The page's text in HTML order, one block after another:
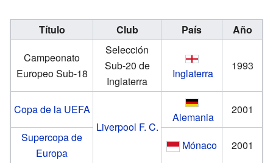
Título Club País
Año
Campeonato
Europeo Sub-18
Selección
Sub-20 de
Inglaterra
Inglaterra
1993
Copa de la UEFA
Liverpool F. C.
Alemania
2001
Supercopa de
Europa
Mónaco 2001